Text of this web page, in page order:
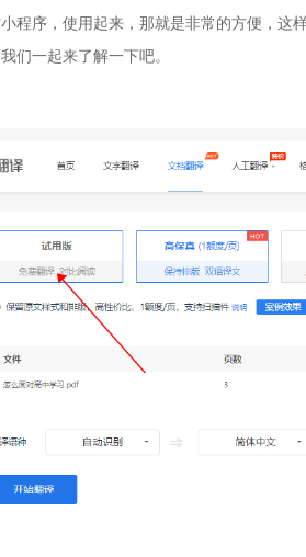
程序，使用起来，那就是非常的方便，
们一起来了解一下吧。